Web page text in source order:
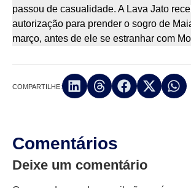
passou de casualidade. A Lava Jato
autorização para prender o sogro de
março, antes de ele se estranhar com
COMPARTILHE:
Comentários
Deixe um comentário